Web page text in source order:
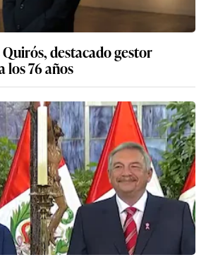
destacado gestor
los 76 años